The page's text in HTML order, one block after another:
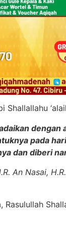
Shallallahu
dengan
pada
dan diberi
An Nasai,